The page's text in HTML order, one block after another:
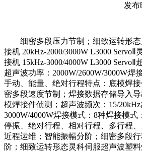
发布
细密多段压力节制；细致运转形态
接机 20kHz-2000/3000W L3000
接机 15kHz-3000/4000W L3000 ServoⅡ
超声波功率：2000W/2600W/3000W焊
手动、能量、绝对⾏程特点：底模焊
密多段速度节制；焊接数据存储导入
模焊接件侦测；超声波频次：15/20kHz
3000W/4000W焊接模式：8种焊接模式
停振、绝对行程、相对行程、多行程
近程运维；智能振幅分阶；细密多段
阶；细致运转形态灵科伺服超声波塑